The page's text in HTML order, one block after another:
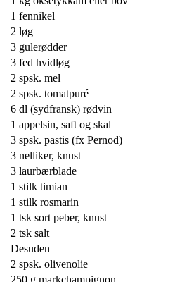
1 fennikel
2 løg
3 gulerødder
3 fed hvidløg
2 spsk. mel
2 spsk. tomatpuré
6 dl (sydfransk) rødvin
1 appelsin, saft og skal
3 spsk. pastis (fx Pernod)
3 nelliker, knust
3 laurbærblade
1 stilk timian
1 stilk rosmarin
1 tsk sort peber, knust
2 tsk salt
Desuden
2 spsk. olivenolie
250 g markchampignon